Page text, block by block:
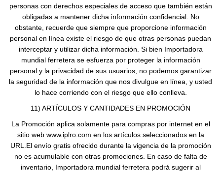
personas con derechos especiales de acceso que también están
obligadas a mantener dicha información confidencial. No
obstante, recuerde que siempre que proporcione información
personal en línea existe el riesgo de que otras personas puedan
interceptar y utilizar dicha información. Si bien Importadora
mundial ferretera se esfuerza por proteger la información
personal y la privacidad de sus usuarios, no podemos garantizar
la seguridad de la información que nos divulgue en línea, y usted
lo hace corriendo con el riesgo que ello conlleva.
11) ARTÍCULOS Y CANTIDADES EN PROMOCIÓN
La Promoción aplica solamente para compras por internet en el
sitio web www.iplro.com en los artículos seleccionados en la
URL.El envío gratis ofrecido durante la vigencia de la promoción
no es acumulable con otras promociones. En caso de falta de
inventario, Importadora mundial ferretera podrá sugerir al